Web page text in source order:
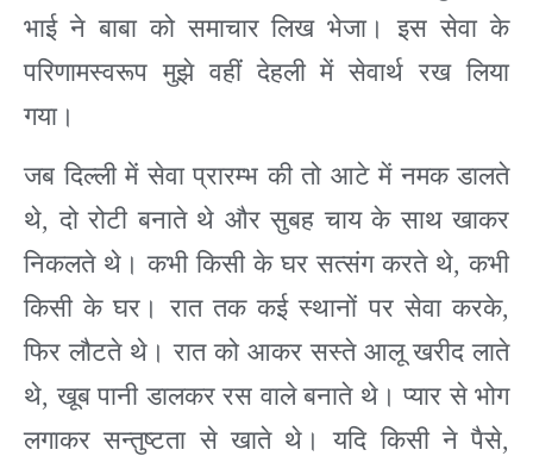
भाई ने बाबा को समाचार लिख भेजा। इस सेवा के
परिणामस्वरूप मुझे वहीं देहली में सेवार्थ रख लिया
गया।
जब दिल्ली में सेवा प्रारम्भ की तो आटे में नमक डालते
थे,दो रोटी बनाते थे और सुबह चाय के साथ खाकर
निकलते थे। कभी किसी के घर सत्संग करते थे,कभी
किसी के घर। रात तक कई स्थानों पर सेवा करके,
फिर लौटते थे। रात को आकर सस्ते आलू खरीद लाते
थे,खूब पानी डालकर रस वाले बनाते थे। प्यार से भोग
लगाकर सन्तुष्टता से खाते थे। यदि किसी ने पैसे,